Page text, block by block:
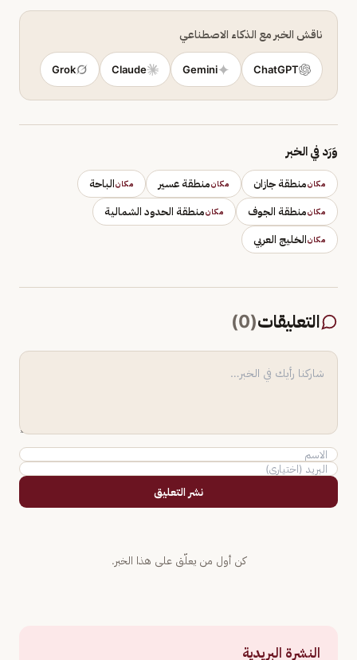
ناقش الخبر مع الذكاء الاصطناعي
ChatGPT
Gemini
Claude
Grok
وَرَد في الخبر
مكانمنطقة جازان مكانمنطقة عسير مكانالباحة
مكانمنطقة الجوف مكانمنطقة الحدود الشمالية
مكانالخليج العربي
التعليقات(
0
)
نشر التعليق
كن أول من يعلّق على هذا الخبر.
النشرة البريدية